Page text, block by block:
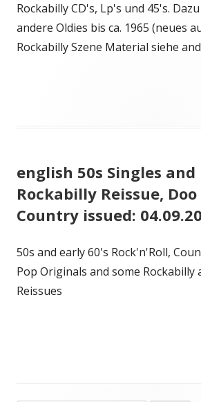
Rockabilly CD's, Lp's und 45's.
andere Oldies bis ca. 1965 (neues
Rockabilly Szene Material siehe
english 50s Singles and
Rockabilly Reissue,
Country issued:
50s and early 60's Rock'n'Roll,
Pop Originals and some Rockabilly
Reissues